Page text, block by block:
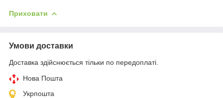
Приховати
Умови доставки
Доставка здійснюється тільки по передоплаті.
Нова Пошта
Укрпошта